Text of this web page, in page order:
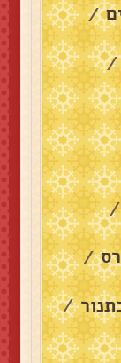
/
/
/
/
/